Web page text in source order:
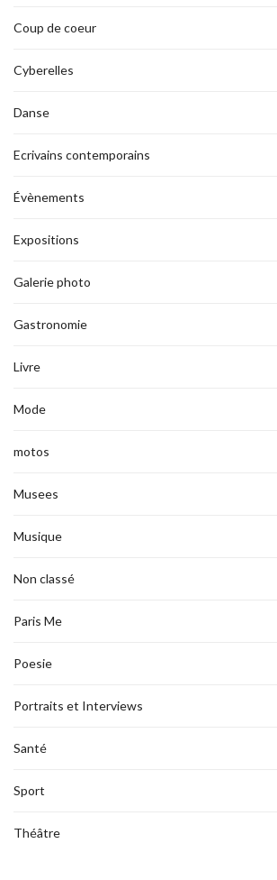
Coup de coeur
Cyberelles
Danse
Ecrivains contemporains
Évènements
Expositions
Galerie photo
Gastronomie
Livre
Mode
motos
Musees
Musique
Non classé
Paris Me
Poesie
Portraits et Interviews
Santé
Sport
Théâtre